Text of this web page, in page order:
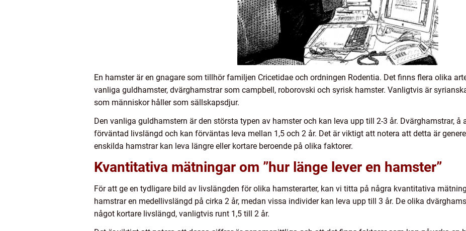
En hamster är en gnagare som tillhör familjen Cricetidae och ordningen Rodentia. Det finns flera olika
vanliga guldhamster, dvärghamstrar som campbell, roborovski och syrisk hamster. Vanligtvis är
som människor håller som sällskapsdjur.
Den vanliga guldhamstern är den största typen av hamster och kan leva upp till 2-3 år. Dvärghamstrar, å
förväntad livslängd och kan förväntas leva mellan 1,5 och 2 år. Det är viktigt att notera att detta är
enskilda hamstrar kan leva längre eller kortare beroende på olika faktorer.
Kvantitativa mätningar om ”hur länge lever en hamster”
För att ge en tydligare bild av livslängden för olika hamsterarter, kan vi titta på några kvantitativa
hamstrar en medellivslängd på cirka 2 år, medan vissa individer kan leva upp till 3 år. De olika
något kortare livslängd, vanligtvis runt 1,5 till 2 år.